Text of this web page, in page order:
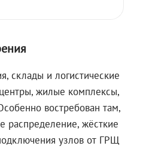
склады и логистические
жилые комплексы,
востребован там,
распределение, жёсткие
узлов от ГРЩ